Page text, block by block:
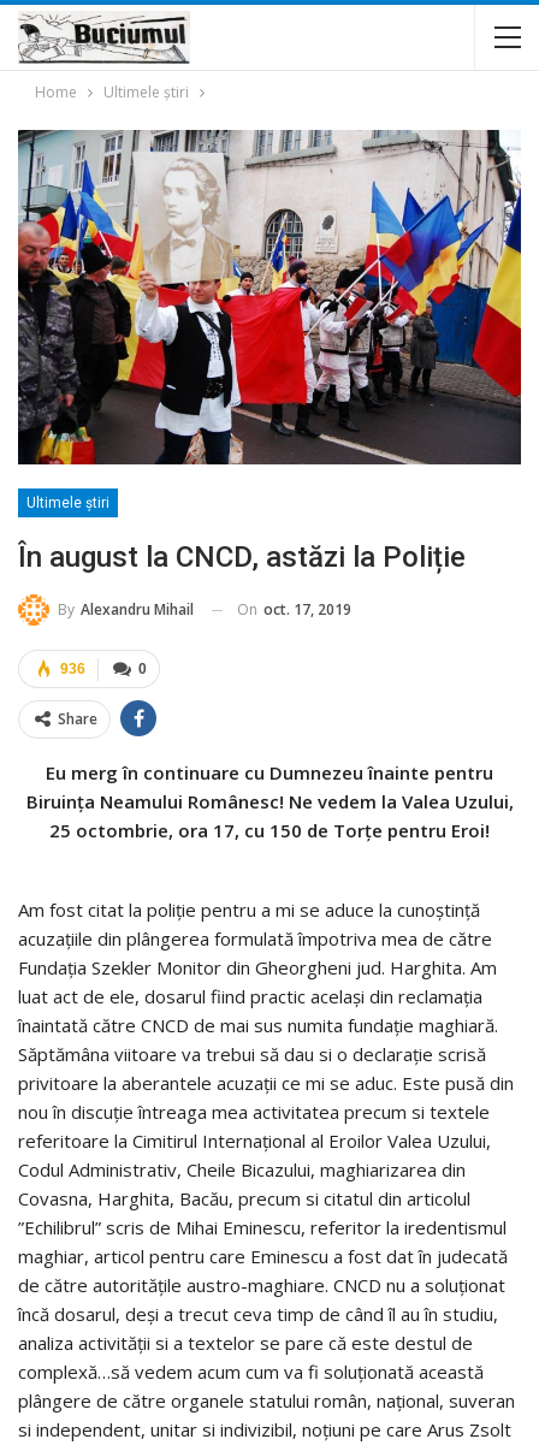
Home Ultimele ştiri
Ultimele ştiri
În august la CNCD, astăzi la Poliție
By Alexandru Mihail On oct. 17, 2019
0
936
Share
Eu merg în continuare cu Dumnezeu înainte pentru
Biruința Neamului Românesc! Ne vedem la Valea Uzului,
25 octombrie, ora 17, cu 150 de Torțe pentru Eroi!
Am fost citat la poliție pentru a mi se aduce la cunoștință
acuzațiile din plângerea formulată împotriva mea de către
Fundația Szekler Monitor din Gheorgheni jud. Harghita. Am
luat act de ele, dosarul fiind practic același din reclamația
înaintată către CNCD de mai sus numita fundație maghiară.
Săptămâna viitoare va trebui să dau si o declarație scrisă
privitoare la aberantele acuzații ce mi se aduc. Este pusă din
nou în discuție întreaga mea activitatea precum si textele
referitoare la Cimitirul Internațional al Eroilor Valea Uzului,
Codul Administrativ, Cheile Bicazului, maghiarizarea din
Covasna, Harghita, Bacău, precum si citatul din articolul
”Echilibrul” scris de Mihai Eminescu, referitor la iredentismul
maghiar, articol pentru care Eminescu a fost dat în judecată
de către autoritățile austro-maghiare. CNCD nu a soluționat
încă dosarul, deși a trecut ceva timp de când îl au în studiu,
analiza activității si a textelor se pare că este destul de
complexă…să vedem acum cum va fi soluționată această
plângere de către organele statului român, național, suveran
si independent, unitar si indivizibil, noțiuni pe care Arus Zsolt